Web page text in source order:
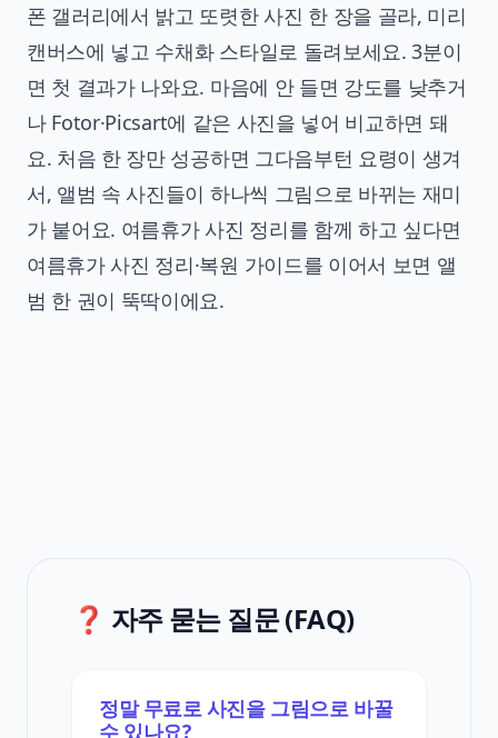
폰 갤러리에서 밝고 또렷한 사진 한 장을 골라, 미리
캔버스에 넣고 수채화 스타일로 돌려보세요. 3분이
면 첫 결과가 나와요. 마음에 안 들면 강도를 낮추거
나 Fotor·Picsart에 같은 사진을 넣어 비교하면 돼
요. 처음 한 장만 성공하면 그다음부턴 요령이 생겨
서, 앨범 속 사진들이 하나씩 그림으로 바뀌는 재미
가 붙어요. 여름휴가 사진 정리를 함께 하고 싶다면
여름휴가 사진 정리·복원 가이드를 이어서 보면 앨
범 한 권이 뚝딱이에요.
❓ 자주 묻는 질문 (FAQ)
정말 무료로 사진을 그림으로 바꿀
수 있나요?